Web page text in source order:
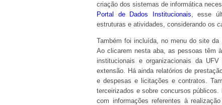
criação dos sistemas de informática
Portal de Dados Institucionais, esse
estruturas e atividades, considerando os
Também foi incluída, no menu do site
Ao clicarem nesta aba, as pessoas têm
institucionais e organizacionais da
extensão. Há ainda relatórios de
e despesas e licitações e contratos.
terceirizados e sobre concursos
com informações referentes à